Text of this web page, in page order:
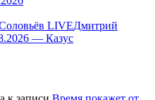
Дмитрий
— Казус